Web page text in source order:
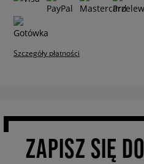
Szczegóły płatności
ZAPISZ SIĘ DO